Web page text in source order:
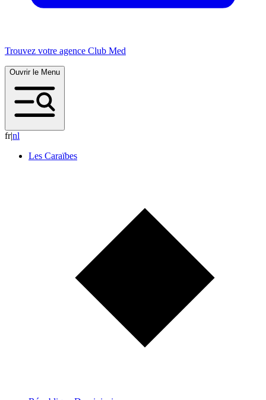
Trouvez votre agence Club Med
Ouvrir le Menu
fr|nl
Les Caraïbes